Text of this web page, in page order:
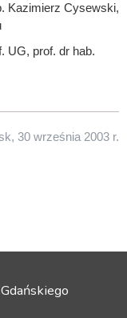
Kazimierz Cysewski,
UG, prof. dr hab.
30 września 2003 r.